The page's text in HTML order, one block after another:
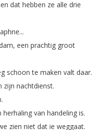
en dat hebben ze alle drie
...
, een prachtig groot
schoon te maken valt daar.
zijn nachtdienst.
.
herhaling van handeling is.
zien niet dat ie weggaat.